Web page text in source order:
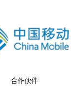
合作伙伴